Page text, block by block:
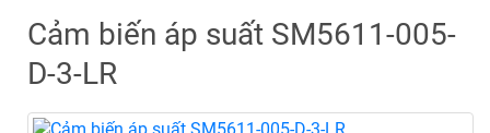
Cảm biến áp suất SM5611-005-
D-3-LR